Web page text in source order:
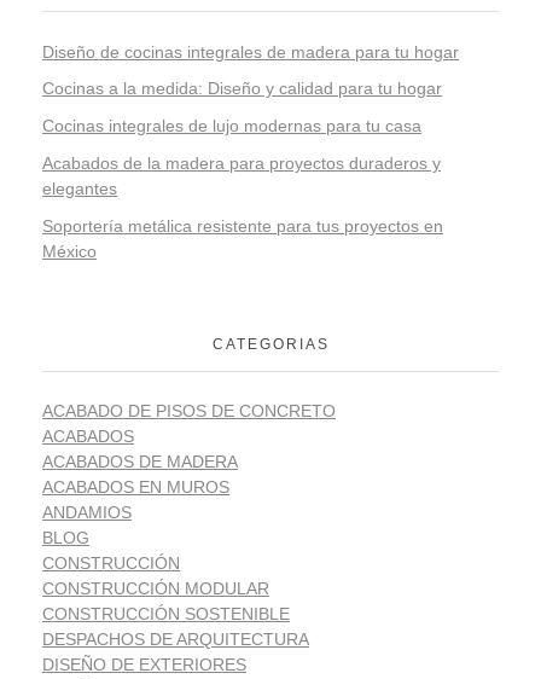
Diseño de cocinas integrales de madera para tu hogar
Cocinas a la medida: Diseño y calidad para tu hogar
Cocinas integrales de lujo modernas para tu casa
Acabados de la madera para proyectos duraderos y
elegantes
Soportería metálica resistente para tus proyectos en
México
CATEGORIAS
ACABADO DE PISOS DE CONCRETO
ACABADOS
ACABADOS DE MADERA
ACABADOS EN MUROS
ANDAMIOS
BLOG
CONSTRUCCIÓN
CONSTRUCCIÓN MODULAR
CONSTRUCCIÓN SOSTENIBLE
DESPACHOS DE ARQUITECTURA
DISEÑO DE EXTERIORES